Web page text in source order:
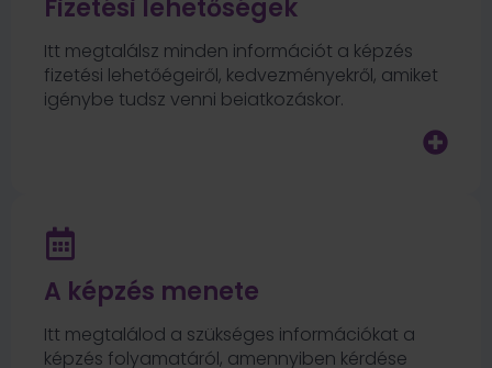
Fizetési lehetőségek
Itt megtalálsz minden információt a képzés
fizetési lehetőégeiről, kedvezményekről, amiket
igénybe tudsz venni beiatkozáskor.
A képzés menete
Itt megtalálod a szükséges információkat a
képzés folyamatáról, amennyiben kérdése